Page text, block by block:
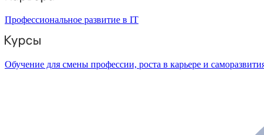
Профессиональное развитие в IT
Обучение для смены профессии, роста в карьере и